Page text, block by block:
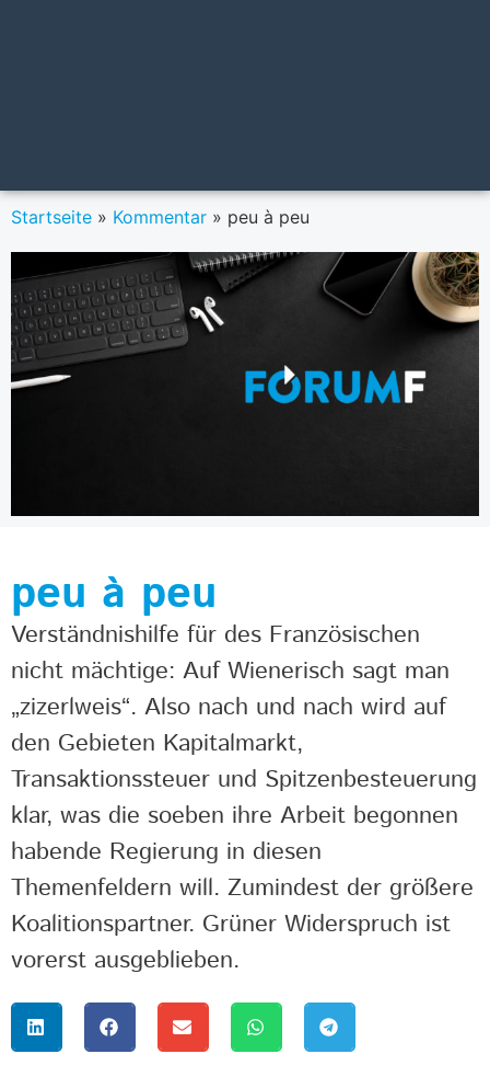
Startseite » Kommentar » peu à peu
peu à peu
Verständnishilfe für des Französischen
nicht mächtige: Auf Wienerisch sagt man
„zizerlweis“. Also nach und nach wird auf
den Gebieten Kapitalmarkt,
Transaktionssteuer und Spitzenbesteuerung
klar, was die soeben ihre Arbeit begonnen
habende Regierung in diesen
Themenfeldern will. Zumindest der größere
Koalitionspartner. Grüner Widerspruch ist
vorerst ausgeblieben.